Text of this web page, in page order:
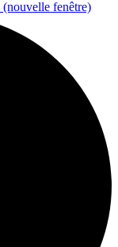
(nouvelle fenêtre)